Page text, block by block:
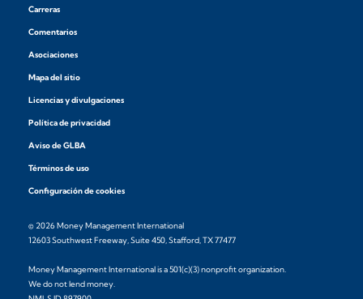
Carreras
Comentarios
Asociaciones
Mapa del sitio
Licencias y divulgaciones
Política de privacidad
Aviso de GLBA
Términos de uso
Configuración de cookies
© 2026 Money Management International
12603 Southwest Freeway, Suite 450, Stafford, TX 77477
Money Management International is a 501(c)(3) nonprofit organization.
We do not lend money.